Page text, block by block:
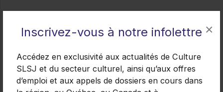
Inscrivez-vous à notre infolettre
Accédez en exclusivité aux actualités de Culture
SLSJ et du secteur culturel, ainsi qu’aux offres
d’emploi et aux appels de dossiers en cours dans
×
Autres actualités
Tous les appels de dossiers